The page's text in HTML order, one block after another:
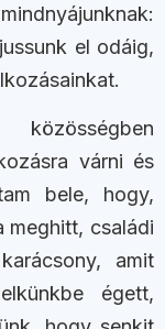
el odáig,
várni és
bele, hogy,
meghitt, családi
amit
égett,